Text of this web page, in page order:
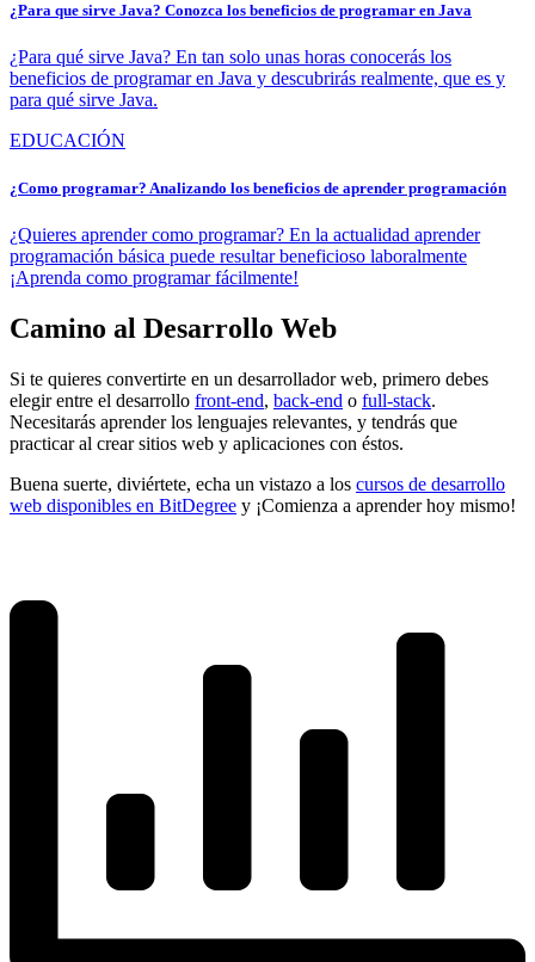
¿Para que sirve Java? Conozca los beneficios de programar en Java
¿Para qué sirve Java? En tan solo unas horas conocerás los
beneficios de programar en Java y descubrirás realmente, que es y
para qué sirve Java.
EDUCACIÓN
¿Como programar? Analizando los beneficios de aprender programación
¿Quieres aprender como programar? En la actualidad aprender
programación básica puede resultar beneficioso laboralmente
¡Aprenda como programar fácilmente!
Camino al Desarrollo Web
Si te quieres convertirte en un desarrollador web, primero debes
elegir entre el desarrollo front-end, back-end o full-stack.
Necesitarás aprender los lenguajes relevantes, y tendrás que
practicar al crear sitios web y aplicaciones con éstos.
Buena suerte, diviértete, echa un vistazo a los cursos de desarrollo
web disponibles en BitDegree y ¡Comienza a aprender hoy mismo!